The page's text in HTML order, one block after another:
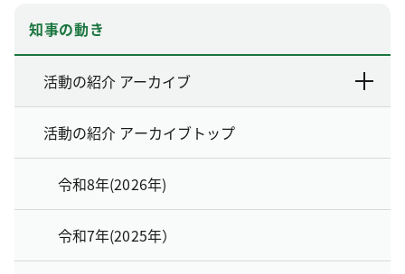
知事の動き
活動の紹介 アーカイブ
活動の紹介 アーカイブトップ
令和8年(2026年)
令和7年(2025年）